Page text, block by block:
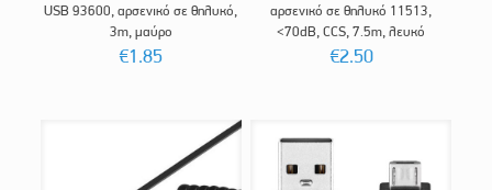
USB 93600, αρσενικό σε θηλυκό,
3m, μαύρο
€1.85
αρσενικό σε θηλυκό 11513,
<70dB, CCS, 7.5m, λευκό
€2.50